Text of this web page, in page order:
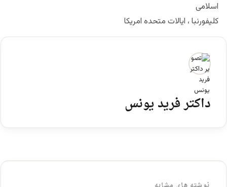
اسلامی
کلیفورنبا ، ایالات متحده امریکا
داکتر فرید یونس